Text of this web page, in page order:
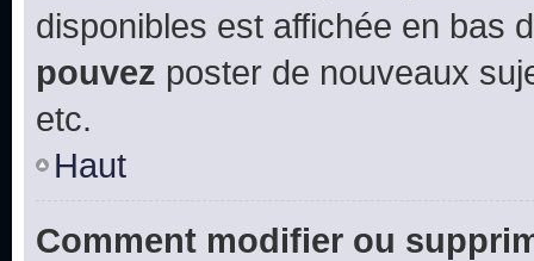
disponibles est affichée en bas
pouvez poster de nouveaux
etc.
Haut
Comment modifier ou